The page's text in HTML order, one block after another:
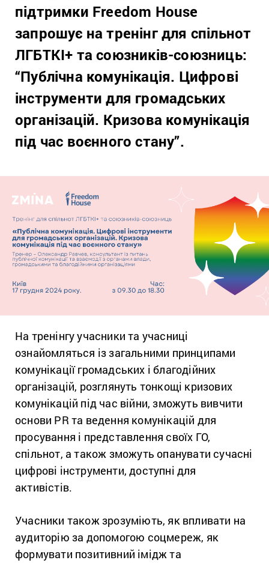
підтримки Freedom House
запрошує на тренінг для спільнот
ЛГБТКІ+ та союзників-союзниць:
“Публічна комунікація. Цифрові
інструменти для громадських
організацій. Кризова комунікація
під час воєнного стану”.
На тренінгу учасники та учасниці
ознайомляться із загальними принципами
комунікації громадських і благодійних
організацій, розглянуть тонкощі кризових
комунікацій під час війни,зможуть вивчити
основи PR та ведення комунікацій для
просування і представлення своїх ГО,
спільнот, а також зможуть опанувати сучасні
цифрові інструменти, доступні для
активістів.
Учасники такожзрозуміють, як впливати на
аудиторію за допомогою соцмереж, як
формувати позитивний імідж та